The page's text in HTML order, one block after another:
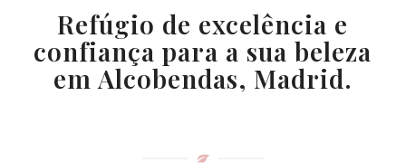
Refúgio de excelência e
confiança para a sua beleza
em Alcobendas, Madrid.